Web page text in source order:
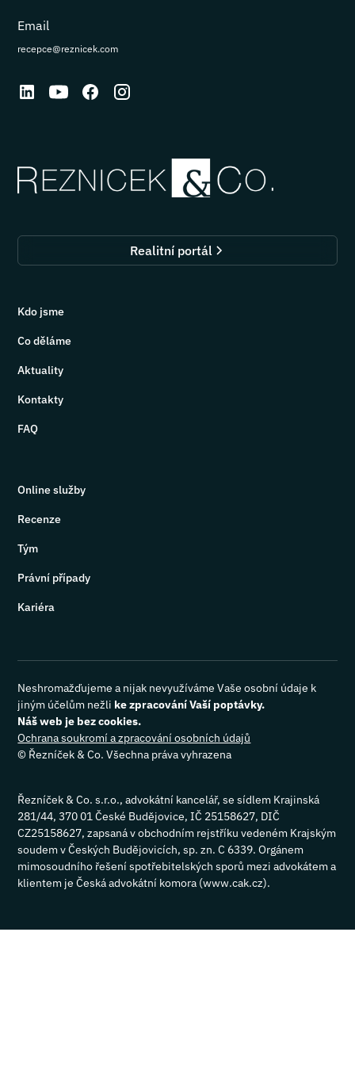
Email
recepce@reznicek.com
Realitní portál
Kdo jsme
Co děláme
Aktuality
Kontakty
FAQ
Online služby
Recenze
Tým
Právní případy
Kariéra
© Řezníček & Co. Všechna práva vyhrazena
Ochrana soukromí a zpracování osobních údajů
Neshromažďujeme a nijak nevyužíváme Vaše osobní údaje k
jiným účelům nežli ke zpracování Vaší poptávky.
Náš web je bez cookies.
Řezníček & Co. s.r.o., advokátní kancelář, se sídlem Krajinská
281/44, 370 01 České Budějovice, IČ 25158627, DIČ
CZ25158627, zapsaná v obchodním rejstříku vedeném Krajským
soudem v Českých Budějovicích, sp. zn. C 6339. Orgánem
mimosoudního řešení spotřebitelských sporů mezi advokátem a
klientem je Česká advokátní komora (www.cak.cz).